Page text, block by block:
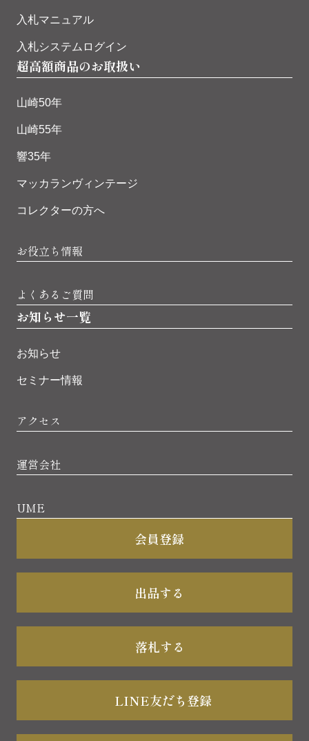
入札マニュアル
入札システムログイン
超高額商品のお取扱い
山崎50年
山崎55年
響35年
マッカランヴィンテージ
コレクターの方へ
お役立ち情報
よくあるご質問
お知らせ一覧
お知らせ
セミナー情報
アクセス
運営会社
UME
会員登録
出品する
落札する
LINE友だち登録